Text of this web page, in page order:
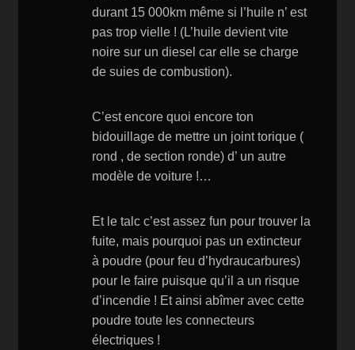
durant 15 000km même si l’huile n’ est
pas trop vielle ! (L’huile devient vite
noire sur un diesel car elle se charge
de suies de combustion).
C’est encore quoi encore ton
bidouillage de mettre un joint torique (
rond , de section ronde) d’ un autre
modèle de voiture !…
Et le talc c’est assez fun pour trouver la
fuite, mais pourquoi pas un extincteur
à poudre (pour feu d’hydraucarbures)
pour le faire puisque qu’il a un risque
d’incendie ! Et ainsi abîmer avec cette
poudre toute les connecteurs
électriques !